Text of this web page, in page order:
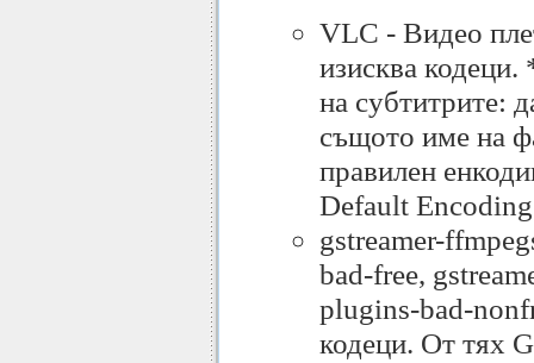
VLC - Видео
изисква
на субтитрите:
същото име на
правилен
Default
gstreamer-
bad-free,
plugins-bad-
кодеци. От тях